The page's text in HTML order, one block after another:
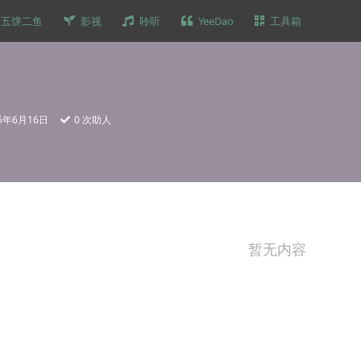
五饼二鱼 影视 聆听 YeeDao 工具箱
6月16日 0 次助人
暂无内容